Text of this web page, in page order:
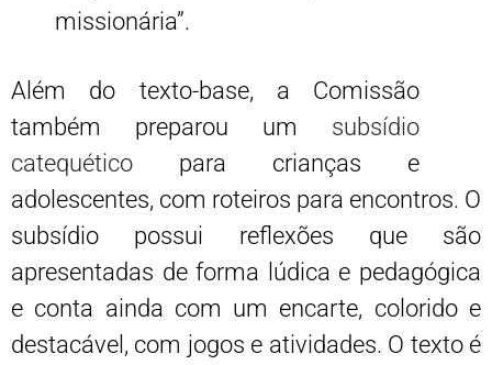
missionária”.
Além do texto-base, a Comissão
também preparou um subsídio
catequético para crianças e
adolescentes, com roteiros para encontros. O
subsídio possui reflexões que são
apresentadas de forma lúdica e pedagógica
e conta ainda com um encarte, colorido e
destacável, com jogos e atividades. O texto é